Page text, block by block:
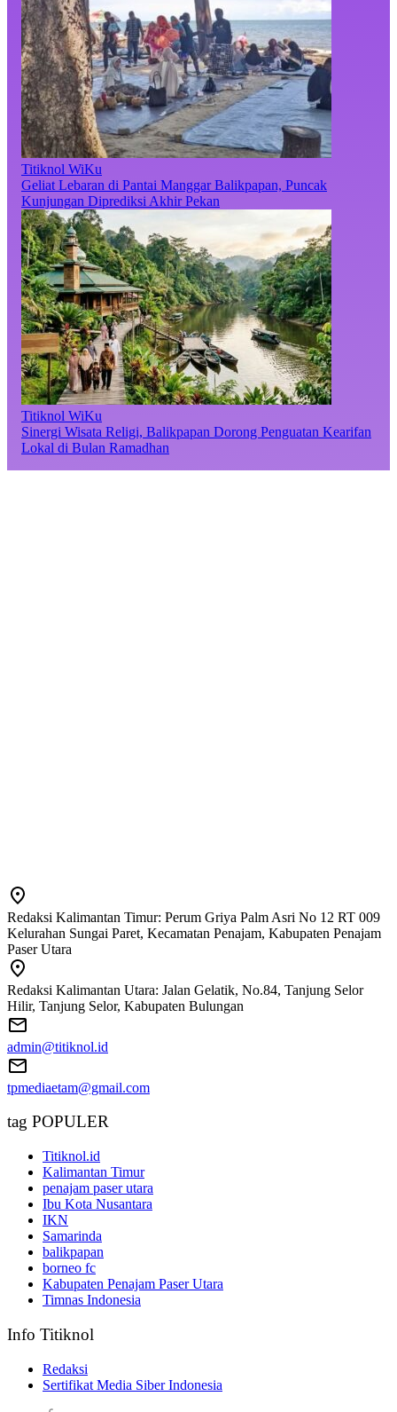
Titiknol WiKu
Geliat Lebaran di Pantai Manggar Balikpapan, Puncak
Kunjungan Diprediksi Akhir Pekan
Titiknol WiKu
Sinergi Wisata Religi, Balikpapan Dorong Penguatan Kearifan
Lokal di Bulan Ramadhan
Redaksi Kalimantan Timur: Perum Griya Palm Asri No 12 RT 009
Kelurahan Sungai Paret, Kecamatan Penajam, Kabupaten Penajam
Paser Utara
Redaksi Kalimantan Utara: Jalan Gelatik, No.84, Tanjung Selor
Hilir, Tanjung Selor, Kabupaten Bulungan
admin@titiknol.id
tpmediaetam@gmail.com
tag POPULER
Titiknol.id
Kalimantan Timur
penajam paser utara
Ibu Kota Nusantara
IKN
Samarinda
balikpapan
borneo fc
Kabupaten Penajam Paser Utara
Timnas Indonesia
Info Titiknol
Redaksi
Sertifikat Media Siber Indonesia